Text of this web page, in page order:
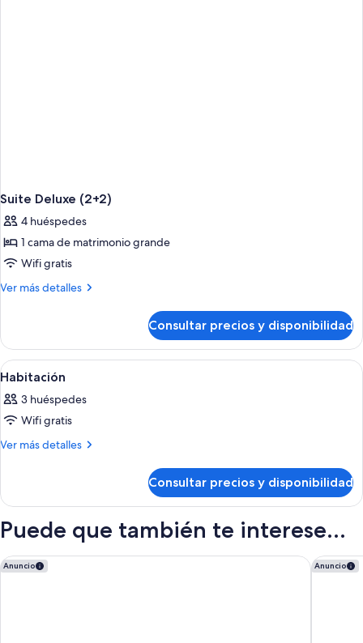
Suite Deluxe (2+2)
4 huéspedes
1 cama de matrimonio grande
Wifi gratis
Ver más detalles
Más
Deluxe
(2+2)
Consultar precios y disponibilidad
Abrir
todas
las
fotos
de
Una habitación moderna con una
7
Habitación
3 huéspedes
Wifi gratis
Ver más detalles
Más
Consultar precios y disponibilidad
Puede que también te interese...
Anuncio
Bahia Principe Escape Tenerife – Hyatt Inclusive Collection
Anuncio
H10 Las